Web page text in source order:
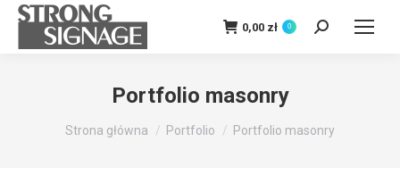
0,00 zł 0 Szukaj:
Portfolio masonry
Jesteś tutaj:
Strona główna Portfolio Portfolio masonry